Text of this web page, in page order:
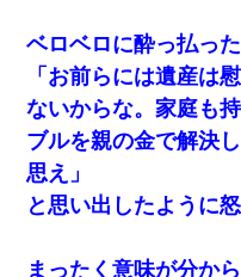
彼女(美人女医)にネック
渡すくらいなら、渡さな
したと話したら・・・
私「結婚やめるわ」 婚約
置した結果…｜生活｜
【驚愕】私「今まで育て
ベロベロに酔っ払っ
「お前らには遺産は
ないからな。家庭も
ブルを親の金で解決
思え」
と思い出したように怒
まったく意味が分か